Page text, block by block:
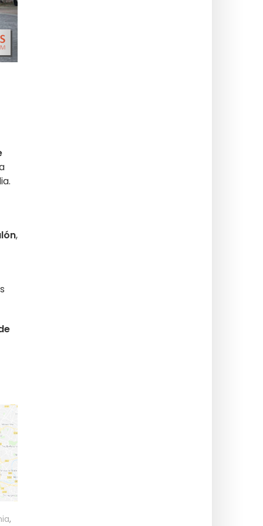
,
,